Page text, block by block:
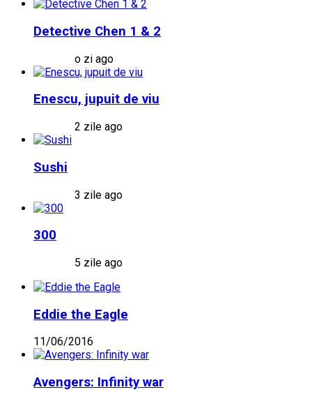
Detective Chen 1 & 2
o zi ago
Enescu, jupuit de viu
2 zile ago
Sushi
3 zile ago
300
5 zile ago
Eddie the Eagle
11/06/2016
Avengers: Infinity war